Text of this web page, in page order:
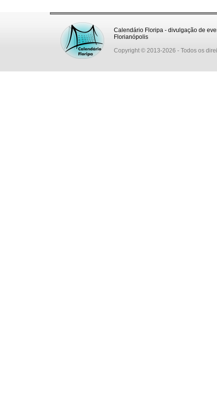
Calendário Floripa - divulgação de
Florianópolis
Copyright © 2013-2026 - Todos os